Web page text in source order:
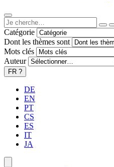
Catégorie
Dont les thèmes sont
Mots clés
Auteur
FR ?
DE
EN
PT
CS
ES
IT
JA